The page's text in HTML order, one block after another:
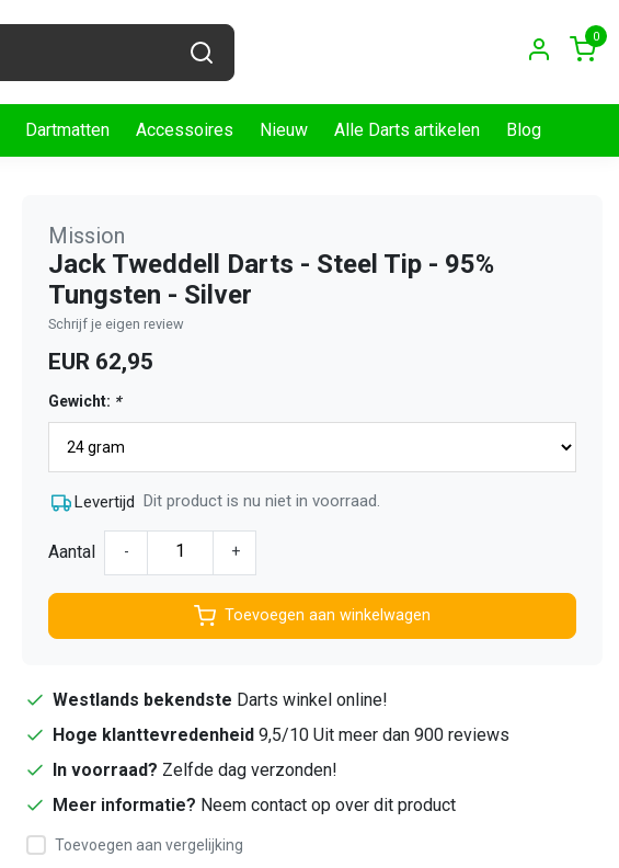
0
Dartmatten Accessoires Nieuw Alle Darts artikelen Blog
Mission
Jack Tweddell Darts - Steel Tip - 95%
Tungsten - Silver
Schrijf je eigen review
EUR 62,95
Gewicht: *
Levertijd Dit product is nu niet in voorraad.
Aantal - +
Toevoegen aan winkelwagen
Westlands bekendste Darts winkel online!
Hoge klanttevredenheid 9,5/10 Uit meer dan 900 reviews
In voorraad? Zelfde dag verzonden!
Meer informatie? Neem contact op over dit product
Toevoegen aan vergelijking